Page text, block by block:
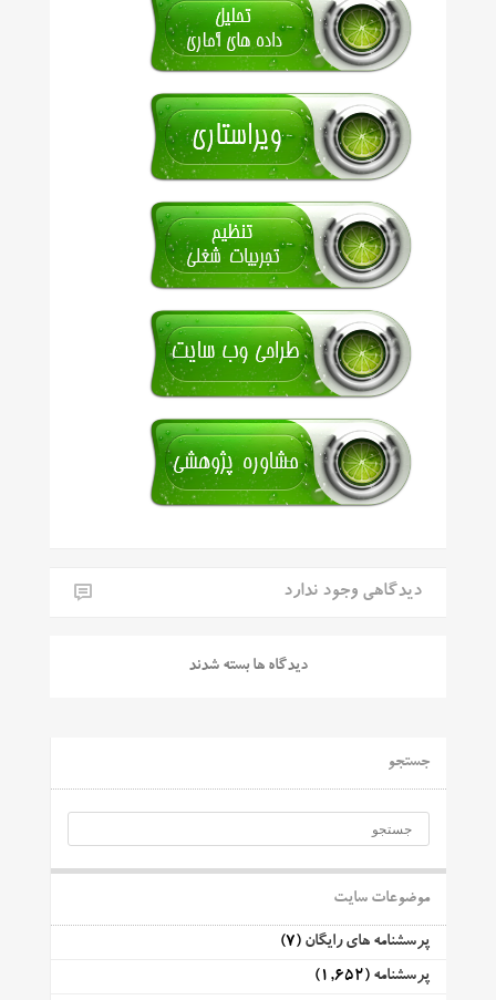
دیدگاهی وجود ندارد
دیدگاه ها بسته شدند
جستجو
موضوعات سایت
پرسشنامه های رایگان (7)
پرسشنامه (1,652)